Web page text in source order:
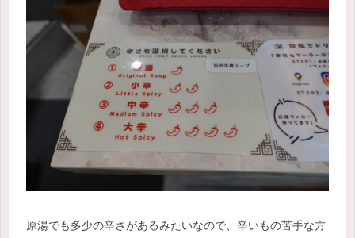
原湯でも多少の辛さがあるみたいなので、辛いもの苦手な方